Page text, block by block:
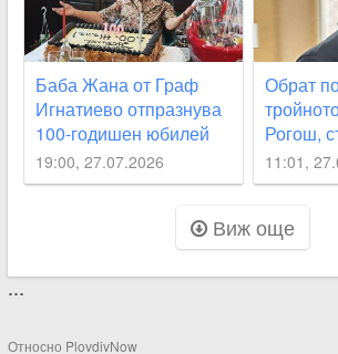
Баба Жана от Граф
Игнатиево отпразнува
100-годишен юбилей
19:00, 27.07.2026
Обрат
Рогош,
смъртта
жертвите
11:01,
Виж още
...
Относно PlovdivNow